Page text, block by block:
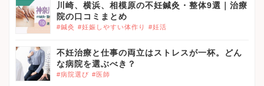
川崎、横浜、相模原の不妊鍼灸・整体9選｜治療
院の口コミまとめ
#鍼灸 #妊娠しやすい体作り #妊活
不妊治療と仕事の両立はストレスが一杯。どん
な病院を選ぶべき？
#病院選び #医師